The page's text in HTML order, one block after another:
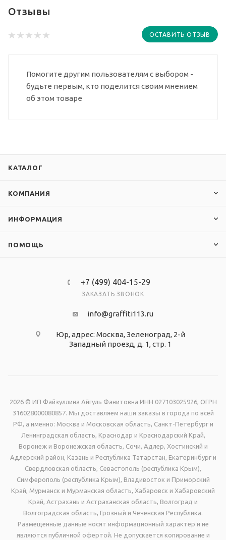
Отзывы
ОСТАВИТЬ ОТЗЫВ
Помогите другим пользователям с выбором -
будьте первым, кто поделится своим мнением
об этом товаре
КАТАЛОГ
КОМПАНИЯ
ИНФОРМАЦИЯ
ПОМОЩЬ
+7 (499) 404-15-29
ЗАКАЗАТЬ ЗВОНОК
info@graffiti113.ru
Юр, адрес: Москва, Зеленоград, 2-й
Западный проезд, д. 1, стр. 1
2026 © ИП Файзуллина Айгуль Фанитовна ИНН 027103025926, ОГРН
316028000080857. Мы доставляем наши заказы в города по всей
РФ, а именно: Москва и Московская область, Санкт-Петербург и
Ленинградская область, Краснодар и Краснодарский Край,
Воронеж и Воронежская область, Сочи, Адлер, Хостинский и
Адлерский район, Казань и Республика Татарстан, Екатеринбург и
Свердловская область, Севастополь (республика Крым),
Симферополь (республика Крым), Владивосток и Приморский
Край, Мурманск и Мурманская область, Хабаровск и Хабаровский
Край, Астрахань и Астраханская область, Волгоград и
Волгоградская область, Грозный и Чеченская Республика.
Размещенные данные носят информационный характер и не
являются публичной офертой. Не допускается копирование и